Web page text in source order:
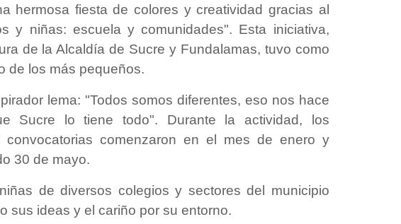
hermosa fiesta de colores y creatividad gracias al
y niñas: escuela y comunidades". Esta iniciativa,
de la Alcaldía de Sucre y Fundalamas, tuvo como
de los más pequeños.
lema: "Todos somos diferentes, eso nos hace
Sucre lo tiene todo". Durante la actividad, los
convocatorias comenzaron en el mes de enero y
30 de mayo.
de diversos colegios y sectores del municipio
sus ideas y el cariño por su entorno.